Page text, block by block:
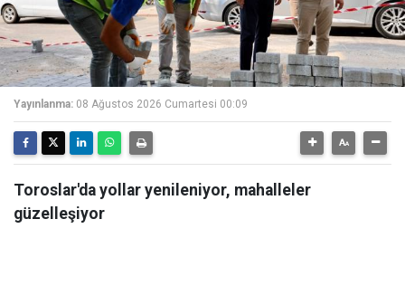
Yayınlanma: 08 Ağustos 2026 Cumartesi 00:09
Toroslar'da yollar yenileniyor, mahalleler
güzelleşiyor